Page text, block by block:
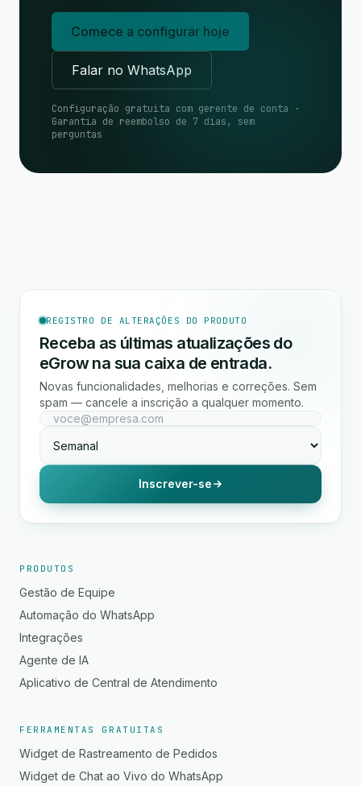
Comece a configurar hoje
Falar no WhatsApp
Configuração gratuita com gerente de conta ·
Garantia de reembolso de 7 dias, sem
perguntas
REGISTRO DE ALTERAÇÕES DO PRODUTO
Receba as últimas atualizações do
eGrow na sua caixa de entrada.
Novas funcionalidades, melhorias e correções. Sem
spam — cancele a inscrição a qualquer momento.
Inscrever-se
PRODUTOS
Gestão de Equipe
Automação do WhatsApp
Integrações
Agente de IA
Aplicativo de Central de Atendimento
FERRAMENTAS GRATUITAS
Widget de Rastreamento de Pedidos
Widget de Chat ao Vivo do WhatsApp